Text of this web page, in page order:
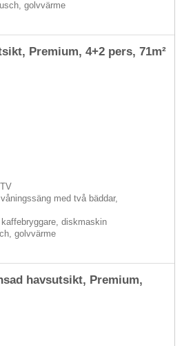
golvvärme
Premium, 4+2 pers, 71m²
med två bäddar,
diskmaskin
golvvärme
havsutsikt, Premium,